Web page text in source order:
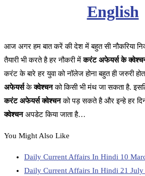
English
आज अगर हम बात करें की देश में बहुत सी नौकरिया
तैयारी भी करते है हर नौकरी मेंकरंट अफेयर्स के
करंट के बारे हर युवा को नॉलेज होना बहुत ही जरुरी
अफेयर्सकेक्वेश्चनको किसी भी मंथ जा सकता है.
करंट अफेयर्स क्वेश्चनको पड़ सकते है और इन्हे हर
क्वेश्चनअपडेट किया जाता है…
You Might Also Like
Daily Current Affairs In Hindi 10
Daily Current Affairs In Hindi 21 July